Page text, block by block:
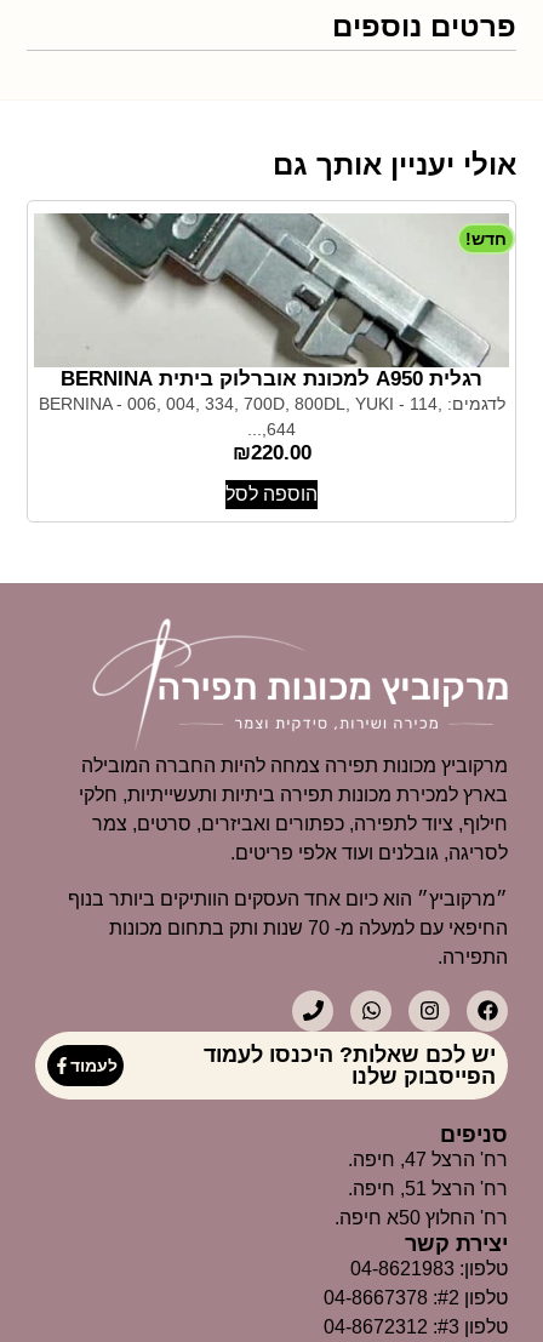
פרטים נוספים
אולי יעניין אותך גם
חדש!
רגלית A950 למכונת אוברלוק ביתית BERNINA
לדגמים: BERNINA - 006, 004, 334, 700D, 800DL, YUKI - 114,
644,...
₪220.00
הוספה לסל
מרקוביץ מכונות תפירה צמחה להיות החברה המובילה
בארץ למכירת מכונות תפירה ביתיות ותעשייתיות, חלקי
חילוף, ציוד לתפירה, כפתורים ואביזרים, סרטים, צמר
לסריגה, גובלנים ועוד אלפי פריטים.
״מרקוביץ״ הוא כיום אחד העסקים הוותיקים ביותר בנוף
החיפאי עם למעלה מ- 70 שנות ותק בתחום מכונות
התפירה.
יש לכם שאלות? היכנסו לעמוד
הפייסבוק שלנו
לעמוד
סניפים
רח' הרצל 47, חיפה.
רח' הרצל 51, חיפה.
רח' החלוץ 50א חיפה.
יצירת קשר
טלפון: 04-8621983
טלפון #2: 04-8667378
טלפון #3: 04-8672312